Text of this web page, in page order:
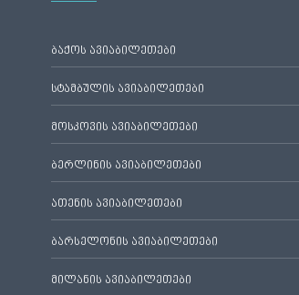
ბაქოს ავიაბილეთები
სტამბულის ავიაბილეთები
მოსკოვის ავიაბილეთები
ბერლინის ავიაბილეთები
ათენის ავიაბილეთები
ბარსელონის ავიაბილეთები
მილანის ავიაბილეთები